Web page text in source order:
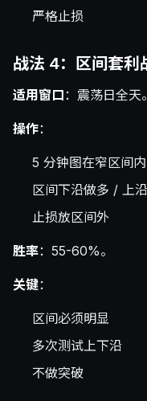
严格止损
战法 4：区间套利
适用窗口：震荡日全天。
操作：
5 分钟图在窄区间内
区间下沿做多 / 上
止损放区间外
胜率：55-60%。
关键：
区间必须明显
多次测试上下沿
不做突破